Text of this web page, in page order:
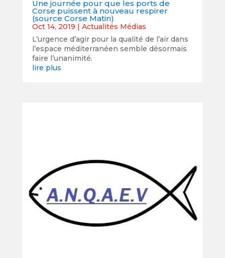
Une journée pour que les ports de
Corse puissent à nouveau respirer
(source Corse Matin)
Oct 14, 2019 | Actualités Médias
L’urgence d’agir pour la qualité de l’air dans
l’espace méditerranéen semble désormais
faire l’unanimité.
lire plus